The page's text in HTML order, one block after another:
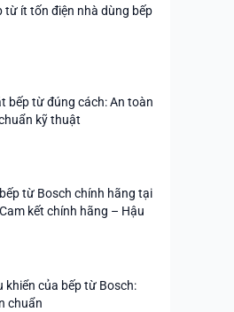
từ ít tốn điện nhà dùng bếp
bếp từ đúng cách: An toàn
kỹ thuật
từ Bosch chính hãng tại
kết chính hãng – Hậu
khiển của bếp từ Bosch:
chuẩn